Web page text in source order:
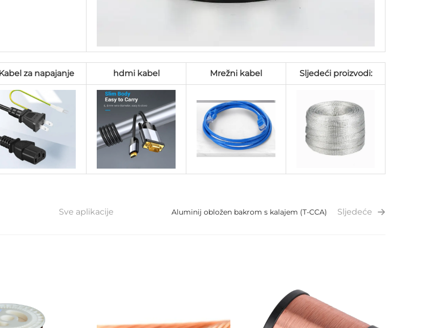
za napajanje hdmi kabel Mrežni kabel Sljedeći proizvodi:
Sve aplikacije Sljedeće
Aluminij obložen bakrom s kalajem (T-CCA)